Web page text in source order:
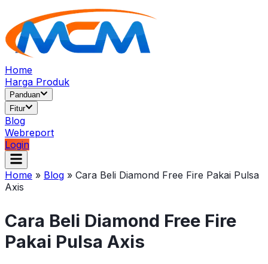
Home
Harga Produk
Panduan
Fitur
Blog
Webreport
Login
Home » Blog » Cara Beli Diamond Free Fire Pakai Pulsa
Axis
Cara Beli Diamond Free Fire
Pakai Pulsa Axis